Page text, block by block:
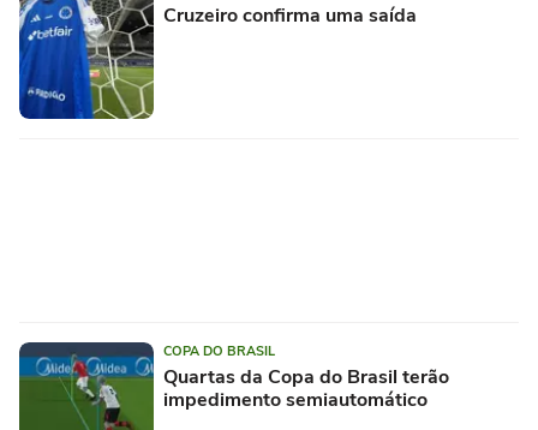
Cruzeiro confirma uma saída
COPA DO BRASIL
Quartas da Copa do Brasil terão
impedimento semiautomático